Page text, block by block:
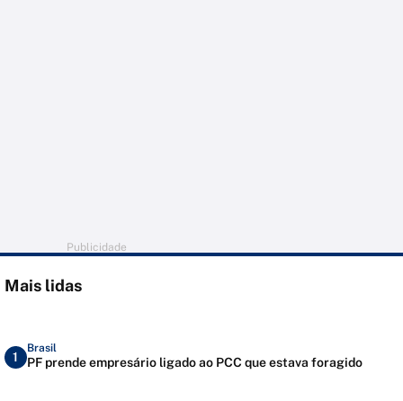
Publicidade
Mais lidas
1
Brasil
PF prende empresário ligado ao PCC que estava foragido